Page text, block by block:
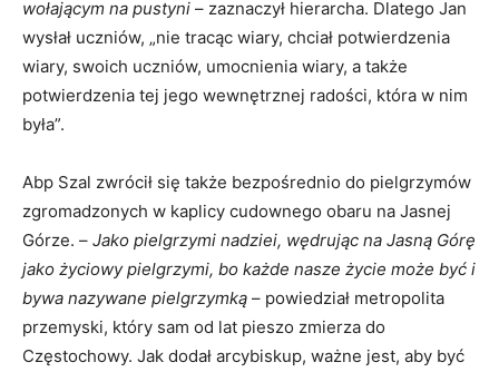
wołającym na pustyni – zaznaczył hierarcha. Dlatego Jan
wysłał uczniów, „nie tracąc wiary, chciał potwierdzenia
wiary, swoich uczniów, umocnienia wiary, a także
potwierdzenia tej jego wewnętrznej radości, która w nim
była”.
Abp Szal zwrócił się także bezpośrednio do pielgrzymów
zgromadzonych w kaplicy cudownego obaru na Jasnej
Górze. – Jako pielgrzymi nadziei, wędrując na Jasną Górę
jako życiowy pielgrzymi, bo każde nasze życie może być i
bywa nazywane pielgrzymką – powiedział metropolita
przemyski, który sam od lat pieszo zmierza do
Częstochowy. Jak dodał arcybiskup, ważne jest, aby być